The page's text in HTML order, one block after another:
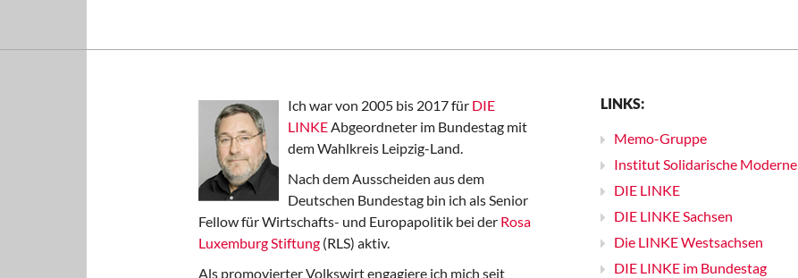
Ich war von 2005 bis 2017 für DIE
LINKEAbgeordneter im Bundestag mit
dem Wahlkreis Leipzig-Land.
Nach dem Ausscheiden aus dem
Deutschen Bundestag bin ich als Senior
Fellow für Wirtschafts- und Europapolitik bei der Rosa
Luxemburg Stiftung (RLS) aktiv.
Als promovierter Volkswirt engagiere ich mich seit
LINKS:
Memo-Gruppe
Institut Solidarische Moderne
DIE LINKE
DIE LINKE Sachsen
Die LINKE Westsachsen
DIE LINKE im Bundestag